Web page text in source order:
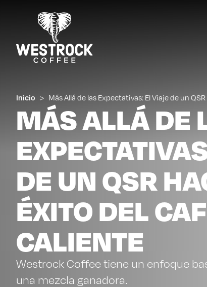
Inicio > Más Allá de las Expectativas: El Viaje de un
MÁS ALLÁ DE
DE UN QSR
ÉXITO DEL
CALIENTE
Westrock Coffee tiene un enfoque
una mezcla ganadora.